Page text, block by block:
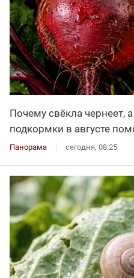
Почему свёкла чернеет,
подкормки в августе
Панорама сегодня, 08:25